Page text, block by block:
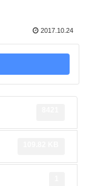
2017.10.24